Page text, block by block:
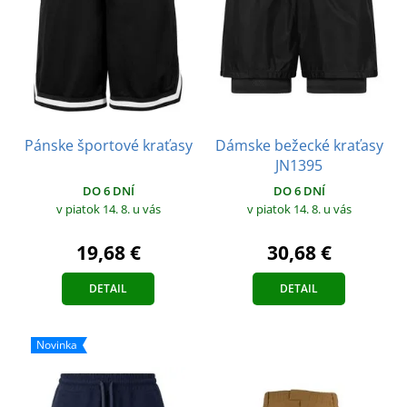
Pánske športové kraťasy
DO 6 DNÍ
v piatok 14. 8. u vás
19,68 €
DETAIL
Dámske bežecké kraťasy
JN1395
DO 6 DNÍ
v piatok 14. 8. u vás
30,68 €
DETAIL
Novinka